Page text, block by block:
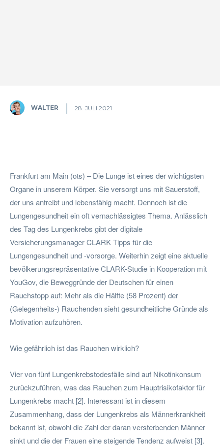
WALTER 28. JULI 2021
Frankfurt am Main (ots) – Die Lunge ist eines der wichtigsten
Organe in unserem Körper. Sie versorgt uns mit Sauerstoff,
der uns antreibt und lebensfähig macht. Dennoch ist die
Lungengesundheit ein oft vernachlässigtes Thema. Anlässlich
des Tag des Lungenkrebs gibt der digitale
Versicherungsmanager CLARK Tipps für die
Lungengesundheit und -vorsorge. Weiterhin zeigt eine aktuelle
bevölkerungsrepräsentative CLARK-Studie in Kooperation mit
YouGov, die Beweggründe der Deutschen für einen
Rauchstopp auf: Mehr als die Hälfte (58 Prozent) der
(Gelegenheits-) Rauchenden sieht gesundheitliche Gründe als
Motivation aufzuhören.
Wie gefährlich ist das Rauchen wirklich?
Vier von fünf Lungenkrebstodesfälle sind auf Nikotinkonsum
zurückzuführen, was das Rauchen zum Hauptrisikofaktor für
Lungenkrebs macht [2]. Interessant ist in diesem
Zusammenhang, dass der Lungenkrebs als Männerkrankheit
bekannt ist, obwohl die Zahl der daran versterbenden Männer
sinkt und die der Frauen eine steigende Tendenz aufweist [3].